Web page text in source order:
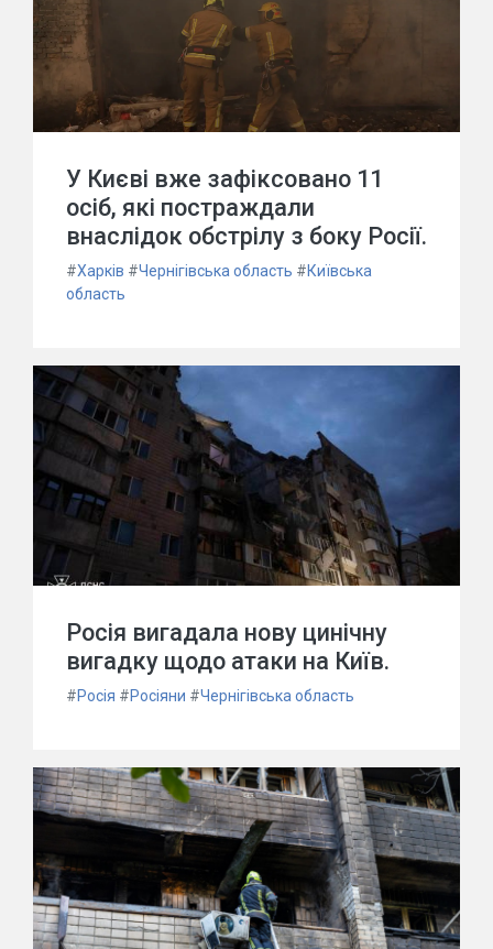
У Києві вже зафіксовано 11
осіб, які постраждали
внаслідок обстрілу з боку Росії.
#Харків #Чернігівська область #Київська
область
Росія вигадала нову цинічну
вигадку щодо атаки на Київ.
#Росія #Росіяни #Чернігівська область